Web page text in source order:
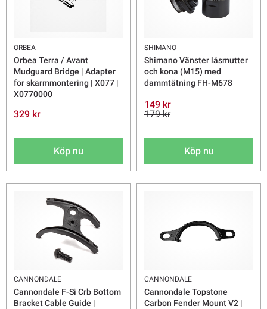
ORBEA
Orbea Terra / Avant
Mudguard Bridge | Adapter
för skärmmontering | X077 |
X0770000
329 kr
Köp nu
SHIMANO
Shimano Vänster låsmutter
och kona (M15) med
dammtätning FH-M678
149 kr
179 kr
Köp nu
CANNONDALE
Cannondale F-Si Crb Bottom
Bracket Cable Guide |
CANNONDALE
Cannondale Topstone
Carbon Fender Mount V2 |